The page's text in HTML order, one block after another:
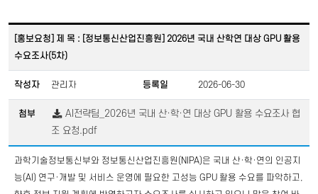
[홍보요청] 제 목 : [정보통신산업진흥원] 2026년 국내 산학연 대상 GPU 활용
수요조사(5차)
작성자 관리자 등록일 2026-06-30
첨부
AI전략팀_2026년 국내 산·학·연 대상 GPU 활용 수요조사 협
조 요청.pdf
과학기술정보통신부와 정보통신산업진흥원(NIPA)은 국내 산·​학·​연의 인공지
능(AI) 연구·​개발 및 서비스 운영에 필요한 고성능 GPU 활용 수요를 파악하고,